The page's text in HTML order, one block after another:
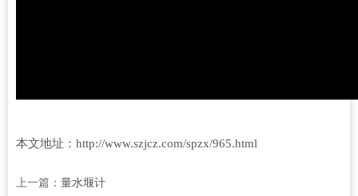
本文地址：http://www.szjcz.com/spzx/965.html
上一篇： 量水堰计